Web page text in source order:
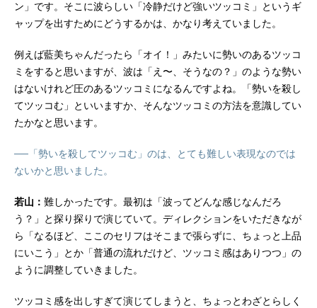
ン」です。そこに波らしい「冷静だけど強いツッコミ」というギ
ャップを出すためにどうするかは、かなり考えていました。
例えば藍美ちゃんだったら「オイ！」みたいに勢いのあるツッコ
ミをすると思いますが、波は「え〜、そうなの？」のような勢い
はないけれど圧のあるツッコミになるんですよね。「勢いを殺し
てツッコむ」といいますか、そんなツッコミの方法を意識してい
たかなと思います。
──「勢いを殺してツッコむ」のは、とても難しい表現なのでは
ないかと思いました。
若山： 難しかったです。最初は「波ってどんな感じなんだろ
う？」と探り探りで演じていて。ディレクションをいただきなが
ら「なるほど、ここのセリフはそこまで張らずに、ちょっと上品
にいこう」とか「普通の流れだけど、ツッコミ感はありつつ」の
ように調整していきました。
ツッコミ感を出しすぎて演じてしまうと、ちょっとわざとらしく